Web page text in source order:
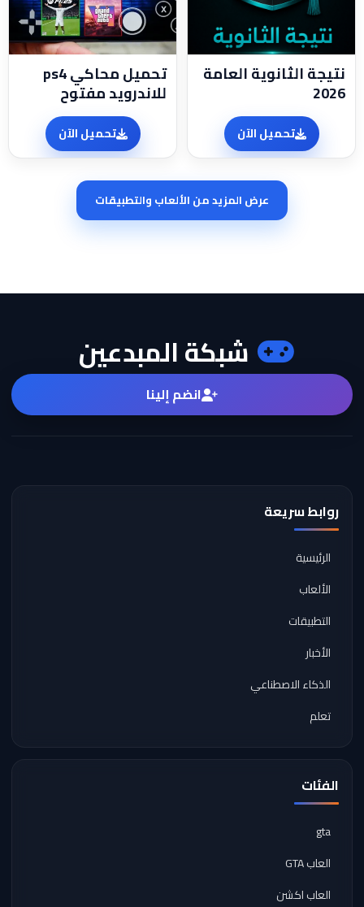
نتيجة الثانوية العامة
2026
تحميل الآن
تحميل محاكي ps4
للاندرويد مفتوح
تحميل الآن
عرض المزيد من الألعاب والتطبيقات
شبكة المبدعين
انضم إلينا
روابط سريعة
الرئيسية
الألعاب
التطبيقات
الأخبار
الذكاء الاصطناعي
تعلم
الفئات
gta
العاب GTA
العاب اكشن